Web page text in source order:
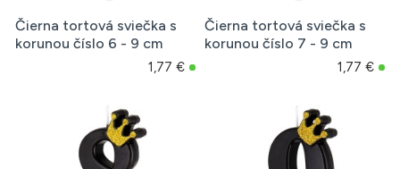
Čierna tortová sviečka s
korunou číslo 6 - 9 cm
1,77 €
Čierna tortová sviečka s
korunou číslo 7 - 9 cm
1,77 €